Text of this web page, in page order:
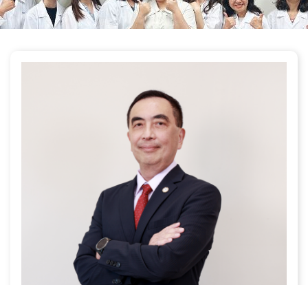
Open submenu (課程資訊)
課程資訊
Open submenu (榮譽榜)